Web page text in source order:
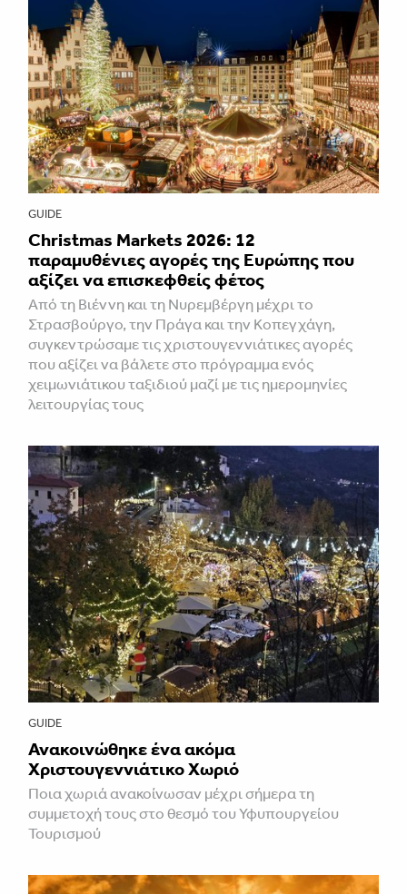
GUIDE
Christmas Markets 2026: 12
παραμυθένιες αγορές της Ευρώπης που
αξίζει να επισκεφθείς φέτος
Από τη Βιέννη και τη Νυρεμβέργη μέχρι το
Στρασβούργο, την Πράγα και την Κοπεγχάγη,
συγκεντρώσαμε τις χριστουγεννιάτικες αγορές
που αξίζει να βάλετε στο πρόγραμμα ενός
χειμωνιάτικου ταξιδιού μαζί με τις ημερομηνίες
λειτουργίας τους
GUIDE
Ανακοινώθηκε ένα ακόμα
Χριστουγεννιάτικο Χωριό
Ποια χωριά ανακοίνωσαν μέχρι σήμερα τη
συμμετοχή τους στο θεσμό του Υφυπουργείου
Τουρισμού